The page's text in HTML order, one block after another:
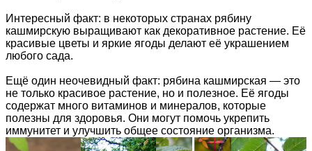
Интересный факт: в некоторых странах рябину
кашмирскую выращивают как декоративное растение. Её
красивые цветы и яркие ягоды делают её украшением
любого сада.
Ещё один неочевидный факт: рябина кашмирская — это
не только красивое растение, но и полезное. Её ягоды
содержат много витаминов и минералов, которые
полезны для здоровья. Они могут помочь укрепить
иммунитет и улучшить общее состояние организма.